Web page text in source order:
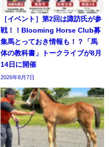
［イベント］第2回は諏訪氏が参
戦！！Blooming Horse Club募
集馬とっておき情報も！？「馬
体の教科書」トークライブが8月
14日に開催
2026年8月7日